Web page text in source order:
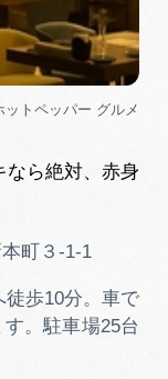
なら絶対、赤身
町３-1-1
歩10分。車で
。駐車場25台